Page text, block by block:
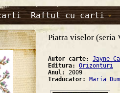
Raftul cu carti
Piatra viselor (seria
Autor carte: Jayne
Editura: Orizonturi
Anul: 2009
Traducator: Maria